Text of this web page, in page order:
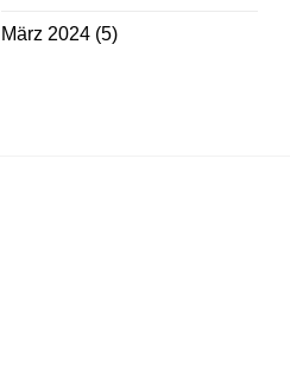
März 2024(5)